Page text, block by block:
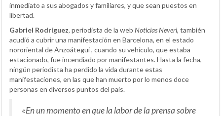
inmediato a sus abogados y familiares, y que sean puestos en
libertad.
Gabriel Rodríguez, periodista de la web Noticias Neveri, también
acudió a cubrir una manifestación en Barcelona, en el estado
nororiental de Anzoátegui , cuando su vehículo, que estaba
estacionado, fue incendiado por manifestantes. Hasta la fecha,
ningún periodista ha perdido la vida durante estas
manifestaciones, en las que han muerto por lo menos doce
personas en diversos puntos del país.
«En un momento en que la labor de la prensa sobre